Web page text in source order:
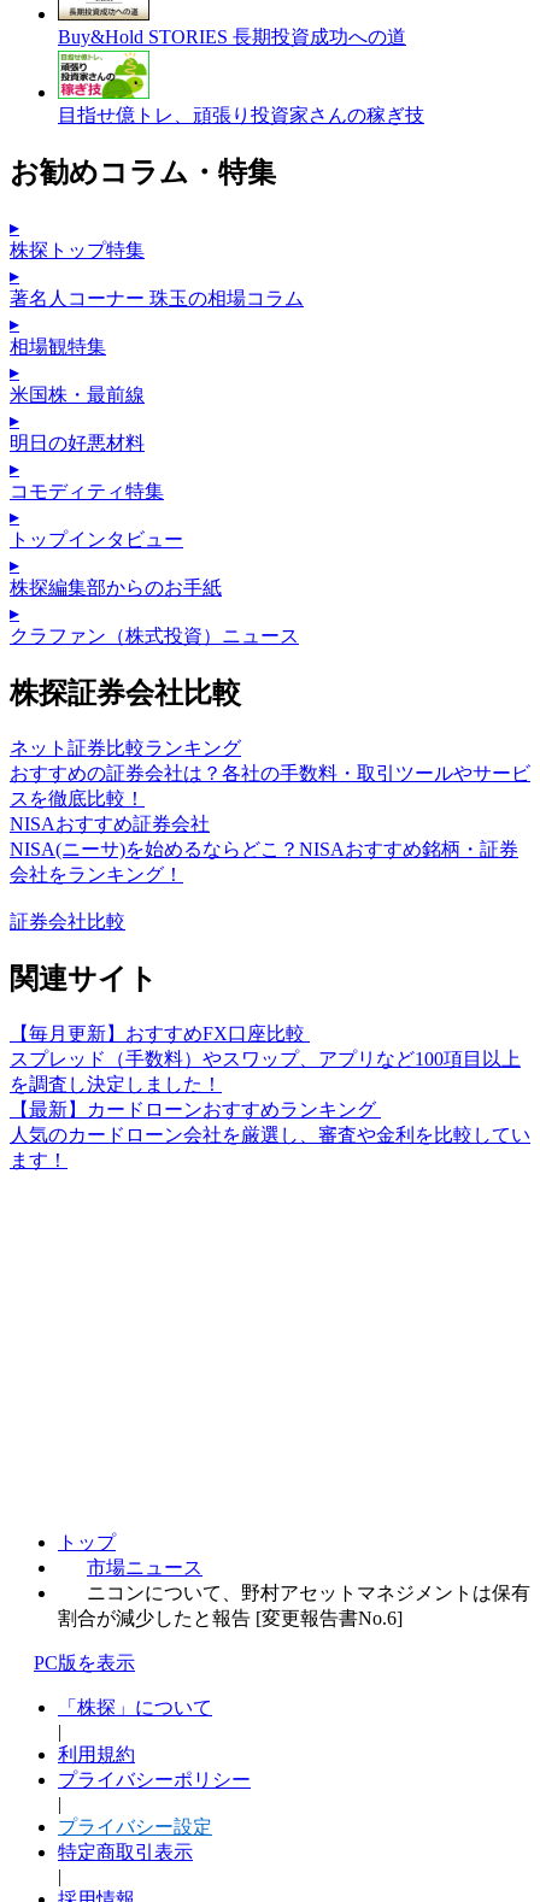
Buy&Hold STORIES 長期投資成功への道
目指せ億トレ、頑張り投資家さんの稼ぎ技
お勧めコラム・特集
▸
株探トップ特集
▸
著名人コーナー 珠玉の相場コラム
▸
相場観特集
▸
米国株・最前線
▸
明日の好悪材料
▸
コモディティ特集
▸
トップインタビュー
▸
株探編集部からのお手紙
▸
クラファン（株式投資）ニュース
株探証券会社比較
ネット証券比較ランキング
おすすめの証券会社は？各社の手数料・取引ツールやサービ
スを徹底比較！
NISAおすすめ証券会社
NISA(ニーサ)を始めるならどこ？NISAおすすめ銘柄・証券
会社をランキング！
証券会社比較
関連サイト
【毎月更新】おすすめFX口座比較
スプレッド（手数料）やスワップ、アプリなど100項目以上
を調査し決定しました！
【最新】カードローンおすすめランキング
人気のカードローン会社を厳選し、審査や金利を比較してい
ます！
トップ
市場ニュース
ニコンについて、野村アセットマネジメントは保有
割合が減少したと報告 [変更報告書No.6]
PC版を表示
「株探」について
|
利用規約
プライバシーポリシー
|
プライバシー設定
特定商取引表示
|